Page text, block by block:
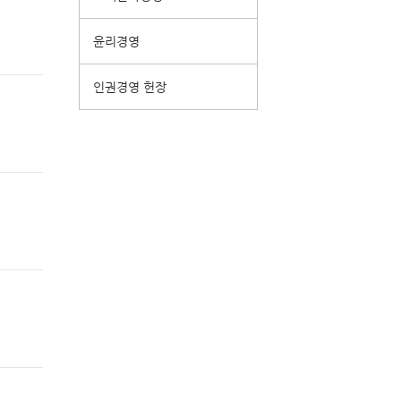
윤리경영
인권경영 헌장